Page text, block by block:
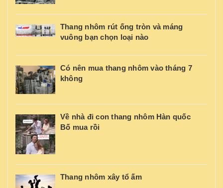
Thang nhôm rút ống tròn và máng
vuông bạn chọn loại nào
Có nên mua thang nhôm vào tháng 7
không
Về nhà đi con thang nhôm Hàn quốc
Bố mua rồi
Thang nhôm xây tổ ấm